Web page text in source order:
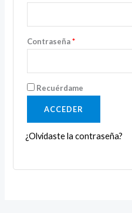
Contraseña*
Recuérdame
ACCEDER
¿Olvidaste la contraseña?